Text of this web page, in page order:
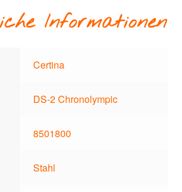
Informationen
Certina
DS-2 Chronolympic
8501800
Stahl